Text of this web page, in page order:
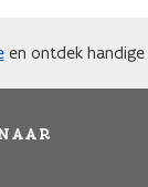
en ontdek handige